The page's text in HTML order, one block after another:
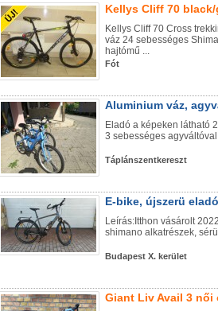
Raleigh sp comp
országúti ( 57cm
319.990 ,-
Johnnybiker
Orbea Wild
428.000 ,-
Budapest Kerékpár
Kellys Cliff 70
Kellys Cliff 70 Cross
váz 24 sebességes
hajtómű ...
Fót
Aluminium váz,
Eladó a képeken látható
3 sebességes
Táplánszentkereszt
E-bike, újszerü eladó
Leírás:Itthon vásárolt
shimano alkatrészek,
Budapest X. kerület
Giant Liv Avail 3 női